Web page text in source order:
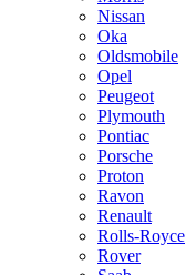
Nissan
Oka
Oldsmobile
Opel
Peugeot
Plymouth
Pontiac
Porsche
Proton
Ravon
Renault
Rolls-Royce
Rover